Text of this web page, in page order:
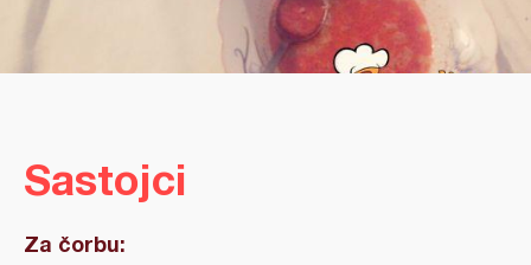
Sastojci
Za čorbu: